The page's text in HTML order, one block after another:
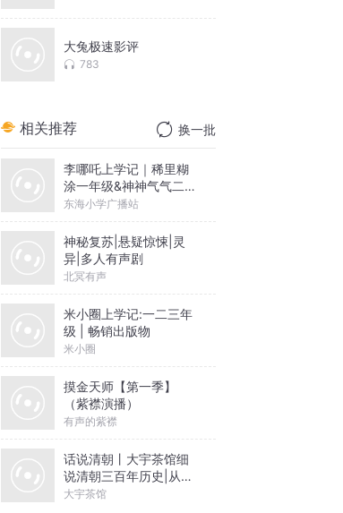
大兔极速影评
783
相关推荐 换一批
李哪吒上学记｜稀里糊
涂一年级&神神气气二年
级
东海小学广播站
神秘复苏|悬疑惊悚|灵
异|多人有声剧
北冥有声
米小圈上学记:一二三年
级 | 畅销出版物
米小圈
摸金天师【第一季】
（紫襟演播）
有声的紫襟
话说清朝丨大宇茶馆细
说清朝三百年历史|从努
尔哈赤到末代皇帝溥仪|
大宇茶馆